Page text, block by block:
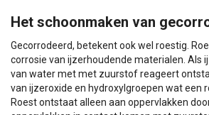
Het schoonmaken van
Gecorrodeerd, betekent ook wel roestig.
corrosie van ijzerhoudende materialen. Als
van water met met zuurstof reageert
van ijzeroxide en hydroxylgroepen wat een
Roest ontstaat alleen aan oppervlakken